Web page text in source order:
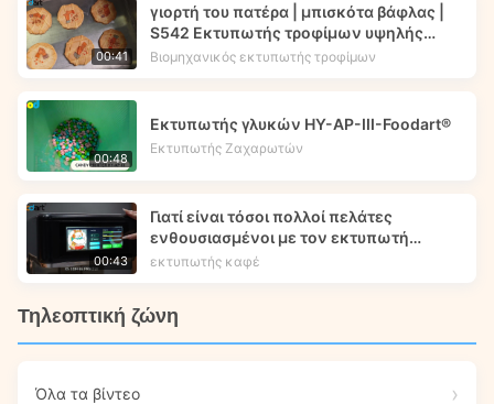
00:41
γιορτή του πατέρα | μπισκότα βάφλας |
S542 Εκτυπωτής τροφίμων υψηλής
ταχύτητας | Foodprinttech
Βιομηχανικός εκτυπωτής τροφίμων
00:48
Εκτυπωτής γλυκών HY-AP-III-Foodart®
Εκτυπωτής Ζαχαρωτών
00:43
Γιατί είναι τόσοι πολλοί πελάτες
ενθουσιασμένοι με τον εκτυπωτή
τροφίμων X5 μας;
εκτυπωτής καφέ
Τηλεοπτική ζώνη
Όλα τα βίντεο